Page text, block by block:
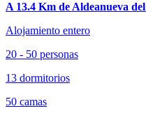
A 13.4 Km de Aldeanueva
Alojamiento entero
20 - 50 personas
13 dormitorios
50 camas